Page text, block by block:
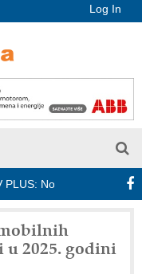
Log In
Nova era CNC merenja
2025. godini